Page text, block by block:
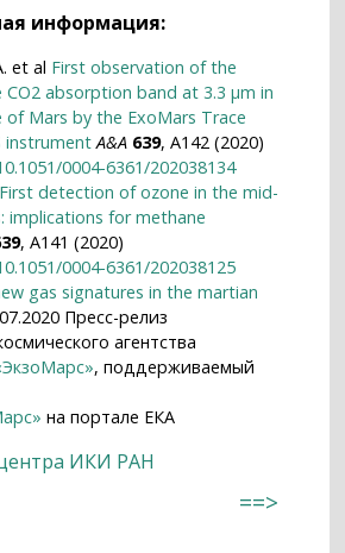
информация:
et al First observation of the
absorption band at 3.3 μm in
Mars by the ExoMars Trace
instrument A&A 639, A142 (2020)
0004-6361/202038134
First detection of ozone in the mid-
implications for methane
, A141 (2020)
0004-6361/202038125
gas signatures in the martian
Пресс-релиз
агентства
», поддерживаемый
» на портале ЕКА
ИКИ РАН
==>